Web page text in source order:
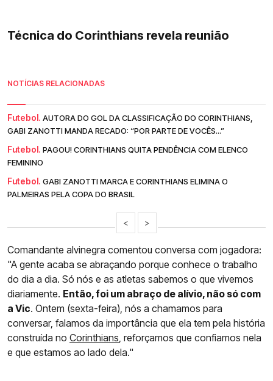
Técnica do Corinthians revela reunião
NOTÍCIAS RELACIONADAS
Futebol. AUTORA DO GOL DA CLASSIFICAÇÃO DO CORINTHIANS,
GABI ZANOTTI MANDA RECADO: “POR PARTE DE VOCÊS...”
Futebol. PAGOU! CORINTHIANS QUITA PENDÊNCIA COM ELENCO
FEMININO
Futebol. GABI ZANOTTI MARCA E CORINTHIANS ELIMINA O
PALMEIRAS PELA COPA DO BRASIL
< >
Comandante alvinegra comentou conversa com jogadora:
"A gente acaba se abraçando porque conhece o trabalho
do dia a dia. Só nós e as atletas sabemos o que vivemos
diariamente. Então, foi um abraço de alívio, não só com
a Vic. Ontem (sexta-feira), nós a chamamos para
conversar, falamos da importância que ela tem pela história
construída no Corinthians , reforçamos que confiamos nela
e que estamos ao lado dela."